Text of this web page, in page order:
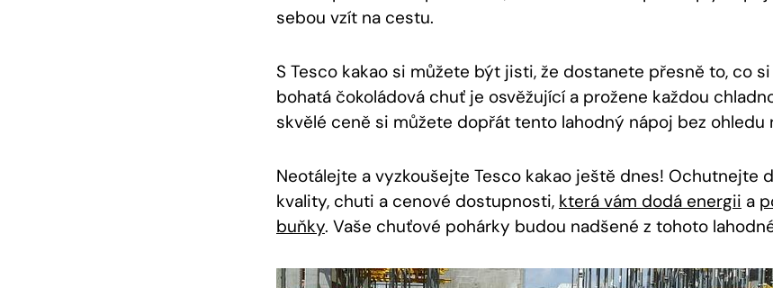
sebou vzít na cestu.
S Tesco kakao si můžete být jisti, že dostanete​ přesně to, co
‌bohatá ‍čokoládová ‍chuť ⁢je osvěžující a prožene každou
‌skvělé ceně si můžete ⁢dopřát⁤ tento‌ lahodný nápoj bez ohledu‌
Neotálejte ‍a vyzkoušejte ⁣Tesco ⁣kakao ještě dnes! Ochutnejte⁤
kvality,⁣ chuti a cenové dostupnosti, která vám dodá energii a
buňky. Vaše chuťové pohárky budou nadšené z tohoto